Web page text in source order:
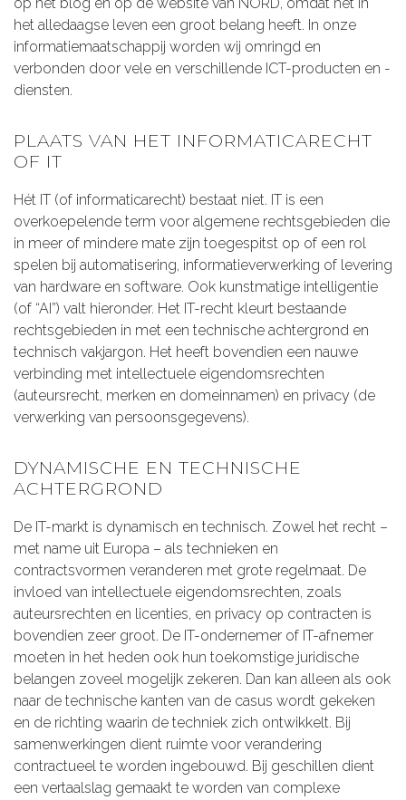
het alledaagse leven een groot belang heeft. In onze
informatiemaatschappij worden wij omringd en
verbonden door vele en verschillende ICT-producten en -
diensten.
PLAATS VAN HET INFORMATICARECHT
OF IT
Hét IT (of informaticarecht) bestaat niet. IT is een
overkoepelende term voor algemene rechtsgebieden die
in meer of mindere mate zijn toegespitst op of een rol
spelen bij automatisering, informatieverwerking of levering
van hardware en software. Ook kunstmatige intelligentie
(of “AI”) valt hieronder. Het IT-recht kleurt bestaande
rechtsgebieden in met een technische achtergrond en
technisch vakjargon. Het heeft bovendien een nauwe
verbinding met intellectuele eigendomsrechten
(auteursrecht, merken en domeinnamen) en privacy (de
verwerking van persoonsgegevens).
DYNAMISCHE EN TECHNISCHE
ACHTERGROND
De IT-markt is dynamisch en technisch. Zowel het recht –
met name uit Europa – als technieken en
contractsvormen veranderen met grote regelmaat. De
invloed van intellectuele eigendomsrechten, zoals
auteursrechten en licenties, en privacy op contracten is
bovendien zeer groot. De IT-ondernemer of IT-afnemer
moeten in het heden ook hun toekomstige juridische
belangen zoveel mogelijk zekeren. Dan kan alleen als ook
naar de technische kanten van de casus wordt gekeken
en de richting waarin de techniek zich ontwikkelt. Bij
samenwerkingen dient ruimte voor verandering
contractueel te worden ingebouwd. Bij geschillen dient
een vertaalslag gemaakt te worden van complexe